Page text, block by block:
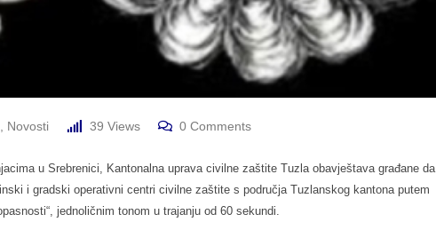
, Novosti 39 Views 0 Comments
u Srebrenici, Kantonalna uprava civilne zaštite Tuzla obavještava građane da
i gradski operativni centri civilne zaštite s područja Tuzlanskog kantona putem
jednoličnim tonom u trajanju od 60 sekundi.